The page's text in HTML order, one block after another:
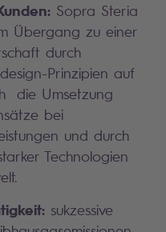
Sopra Steria
Übergang zu einer
durch
Prinzipien auf
die Umsetzung
bei
und durch
Technologien
sukzessive